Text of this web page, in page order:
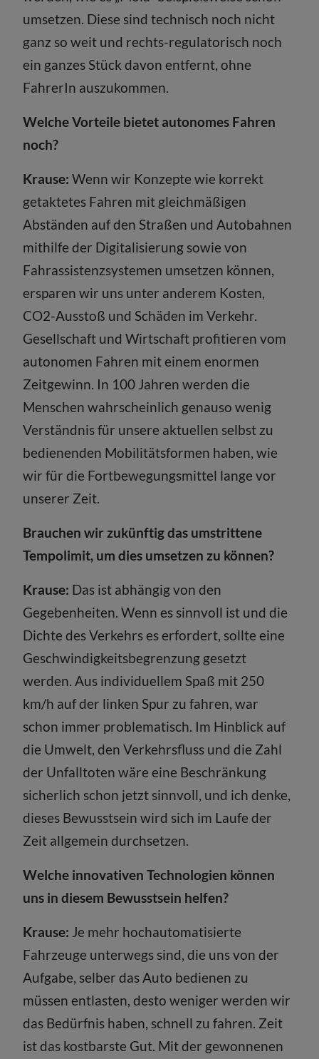
umsetzen. Diese sind technisch noch nicht
ganz so weit und rechts-regulatorisch noch
ein ganzes Stück davon entfernt, ohne
FahrerIn auszukommen.
Welche Vorteile bietet autonomes Fahren
noch?
Krause: Wenn wir Konzepte wie korrekt
getaktetes Fahren mit gleichmäßigen
Abständen auf den Straßen und Autobahnen
mithilfe der Digitalisierung sowie von
Fahrassistenzsystemen umsetzen können,
ersparen wir uns unter anderem Kosten,
CO2-Ausstoß und Schäden im Verkehr.
Gesellschaft und Wirtschaft profitieren vom
autonomen Fahren mit einem enormen
Zeitgewinn. In 100 Jahren werden die
Menschen wahrscheinlich genauso wenig
Verständnis für unsere aktuellen selbst zu
bedienenden Mobilitätsformen haben, wie
wir für die Fortbewegungsmittel lange vor
unserer Zeit.
Brauchen wir zukünftig das umstrittene
Tempolimit, um dies umsetzen zu können?
Krause: Das ist abhängig von den
Gegebenheiten. Wenn es sinnvoll ist und die
Dichte des Verkehrs es erfordert, sollte eine
Geschwindigkeitsbegrenzung gesetzt
werden. Aus individuellem Spaß mit 250
km/h auf der linken Spur zu fahren, war
schon immer problematisch. Im Hinblick auf
die Umwelt, den Verkehrsfluss und die Zahl
der Unfalltoten wäre eine Beschränkung
sicherlich schon jetzt sinnvoll, und ich denke,
dieses Bewusstsein wird sich im Laufe der
Zeit allgemein durchsetzen.
Welche innovativen Technologien können
uns in diesem Bewusstsein helfen?
Krause: Je mehr hochautomatisierte
Fahrzeuge unterwegs sind, die uns von der
Aufgabe, selber das Auto bedienen zu
müssen entlasten, desto weniger werden wir
das Bedürfnis haben, schnell zu fahren. Zeit
ist das kostbarste Gut. Mit der gewonnenen